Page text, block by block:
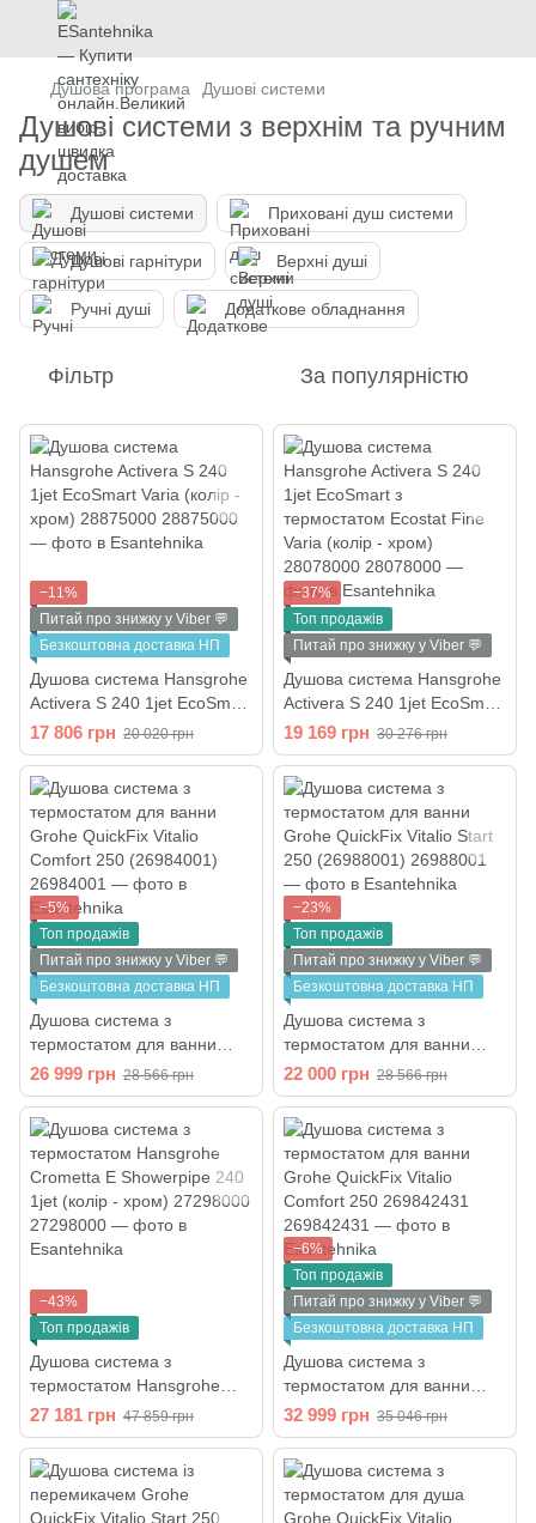
Душова програма Душові системи
Душові системи з верхнім та ручним
душем
Душові системи Приховані душ системи
Душові гарнітури Верхні душі
Ручні душі Додаткове обладнання
Фільтр За популярністю
−11%
Питай про знижку у Viber 💬
Безкоштовна доставка НП
Душова система Hansgrohe
Activera S 240 1jet EcoSmart
Varia (колір - хром)
28875000
17 806 грн 20 020 грн
−37%
Топ продажів
Питай про знижку у Viber 💬
Душова система Hansgrohe
Activera S 240 1jet EcoSmart
з термостатом Ecostat Fine
Varia (колір - хром)
28078000
19 169 грн 30 276 грн
−5%
Топ продажів
Питай про знижку у Viber 💬
Безкоштовна доставка НП
Душова система з
термостатом для ванни
Grohe QuickFix Vitalio
Comfort 250 (26984001)
26 999 грн 28 566 грн
−23%
Топ продажів
Питай про знижку у Viber 💬
Безкоштовна доставка НП
Душова система з
термостатом для ванни
Grohe QuickFix Vitalio Start
250 (26988001)
22 000 грн 28 566 грн
−43%
Топ продажів
Душова система з
термостатом Hansgrohe
Crometta E Showerpipe 240
1jet (колір - хром) 27298000
27 181 грн 47 859 грн
−6%
Топ продажів
Питай про знижку у Viber 💬
Безкоштовна доставка НП
Душова система з
термостатом для ванни
Grohe QuickFix Vitalio
Comfort 250 269842431
32 999 грн 35 046 грн